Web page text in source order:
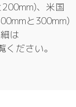
、米国
と300mm)
は
ください。